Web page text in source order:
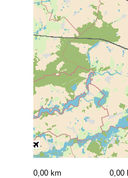
0,00 km 0,00